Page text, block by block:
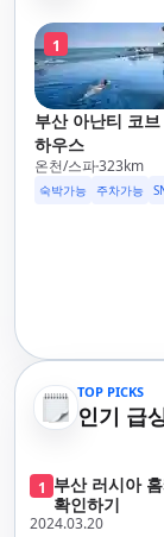
1
부산 아난티 코
하우스
온천/스파323km
숙박가능 주차가능
TOP PICKS
인기 급
1 부산 러시아
확인하기
2024.03.20